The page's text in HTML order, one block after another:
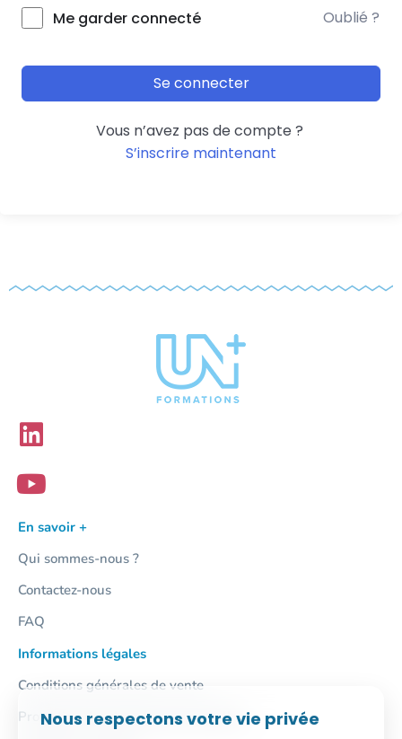
Me garder connecté Oublié ?
Se connecter
Vous n’avez pas de compte ?
S’inscrire maintenant
En savoir +
Qui sommes-nous ?
Contactez-nous
FAQ
Informations légales
Conditions générales de vente
Protection des données personnelles
Nous respectons votre vie privée